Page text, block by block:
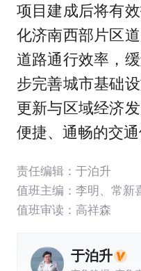
项目建成后将有
化济南西部片区
道路通行效率，
步完善城市基础
更新与区域经济
便捷、通畅的交通
责任编辑：于泊升
值班主编： 李明
常新
值班审读：高祥森
于泊升